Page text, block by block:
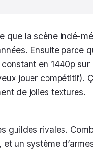
que la scène indé-
Ensuite parce
en 1440p sur
jouer compétitif).
de jolies textures.
guildes rivales.
un système